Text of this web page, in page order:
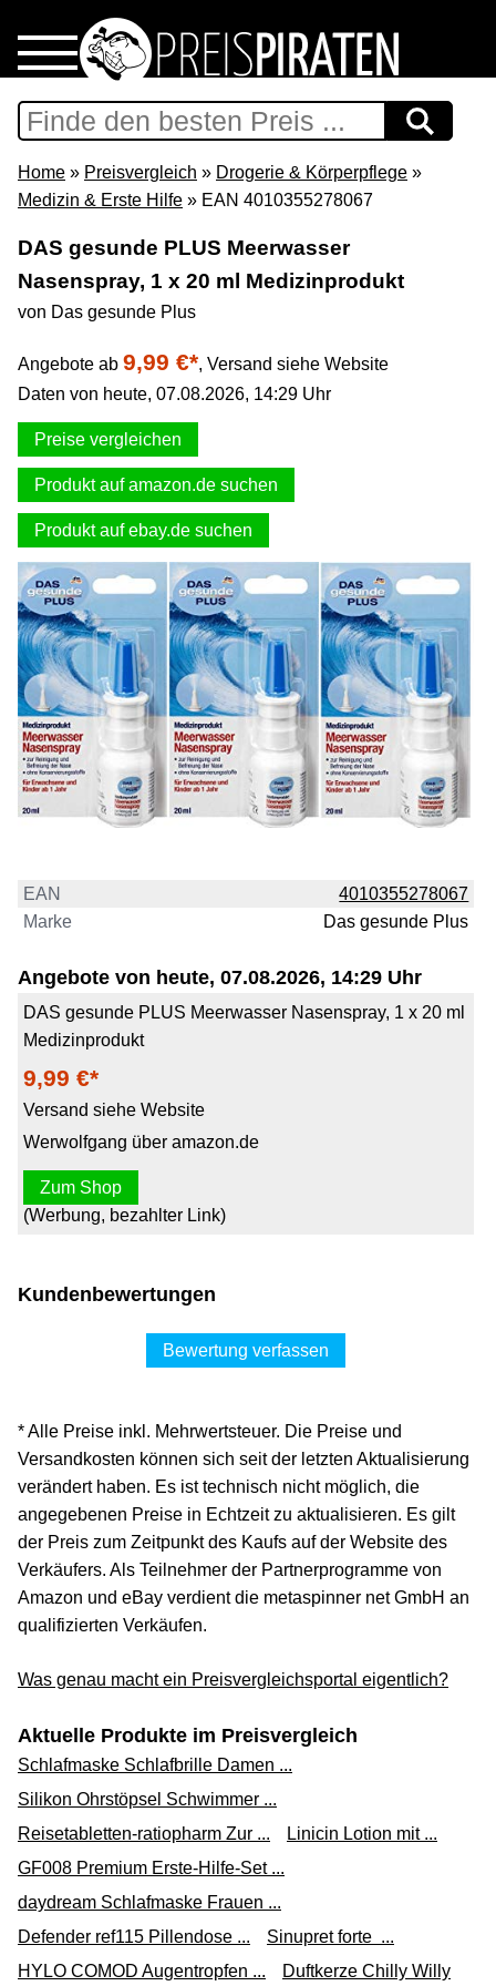
Home
Download
Support & Newsletter
Presse
Datenschutz
Impressum
Home » Preisvergleich » Drogerie & Körperpflege »
Medizin & Erste Hilfe » EAN 4010355278067
DAS gesunde PLUS Meerwasser
Nasenspray, 1 x 20 ml Medizinprodukt
von Das gesunde Plus
Angebote ab 9,99 €*, Versand siehe Website
Daten von heute, 07.08.2026, 14:29 Uhr
Preise vergleichen
Produkt auf amazon.de suchen
Produkt auf ebay.de suchen
EAN
4010355278067
Marke
Das gesunde Plus
Angebote von heute, 07.08.2026, 14:29 Uhr
DAS gesunde PLUS Meerwasser Nasenspray, 1 x 20 ml
Medizinprodukt
9,99 €*
Versand siehe Website
Werwolfgang über amazon.de
Zum Shop
(Werbung, bezahlter Link)
Kundenbewertungen
Bewertung verfassen
* Alle Preise inkl. Mehrwertsteuer. Die Preise und
Versandkosten können sich seit der letzten Aktualisierung
verändert haben. Es ist technisch nicht möglich, die
angegebenen Preise in Echtzeit zu aktualisieren. Es gilt
der Preis zum Zeitpunkt des Kaufs auf der Website des
Verkäufers. Als Teilnehmer der Partnerprogramme von
Amazon und eBay verdient die metaspinner net GmbH an
qualifizierten Verkäufen.
Was genau macht ein Preisvergleichsportal eigentlich?
Aktuelle Produkte im Preisvergleich
Schlafmaske Schlafbrille Damen ...
Silikon Ohrstöpsel Schwimmer ...
Reisetabletten-ratiopharm Zur ...
Linicin Lotion mit ...
GF008 Premium Erste-Hilfe-Set ...
daydream Schlafmaske Frauen ...
Defender ref115 Pillendose ...
Sinupret forte ...
HYLO COMOD Augentropfen ...
Duftkerze Chilly Willy